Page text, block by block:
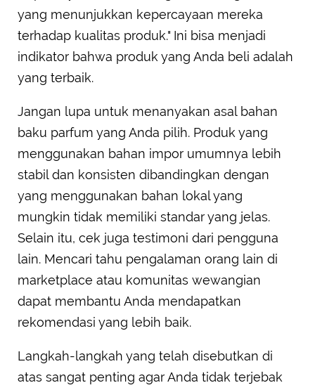
yang menunjukkan kepercayaan mereka
terhadap kualitas produk." Ini bisa menjadi
indikator bahwa produk yang Anda beli adalah
yang terbaik.
Jangan lupa untuk menanyakan asal bahan
baku parfum yang Anda pilih. Produk yang
menggunakan bahan impor umumnya lebih
stabil dan konsisten dibandingkan dengan
yang menggunakan bahan lokal yang
mungkin tidak memiliki standar yang jelas.
Selain itu, cek juga testimoni dari pengguna
lain. Mencari tahu pengalaman orang lain di
marketplace atau komunitas wewangian
dapat membantu Anda mendapatkan
rekomendasi yang lebih baik.
Langkah-langkah yang telah disebutkan di
atas sangat penting agar Anda tidak terjebak